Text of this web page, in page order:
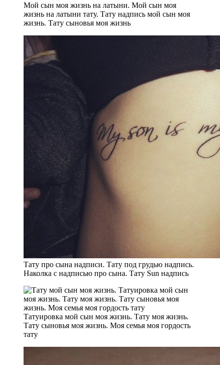
Мой сын моя жизнь на латыни. Мой сын моя
жизнь на латыни тату. Тату надпись мой сын моя
жизнь. Тату сыновья моя жизнь
Тату про сына надписи. Тату под грудью надпись.
Наколка с надписью про сына. Тату Sun надпись
Татуировка мой сын моя жизнь. Тату моя жизнь.
Тату сыновья моя жизнь. Моя семья моя гордость
тату